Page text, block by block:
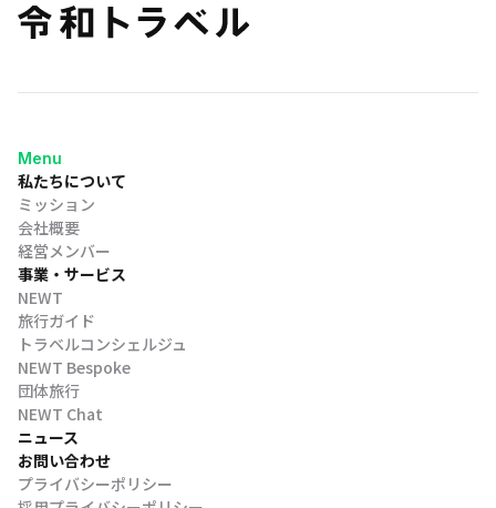
Menu
私たちについて
ミッション
会社概要
経営メンバー
事業・サービス
NEWT
旅行ガイド
トラベルコンシェルジュ
NEWT Bespoke
団体旅行
NEWT Chat
ニュース
お問い合わせ
プライバシーポリシー